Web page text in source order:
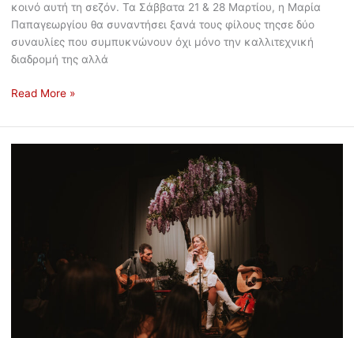
κοινό αυτή τη σεζόν. Τα Σάββατα 21 & 28 Μαρτίου, η Μαρία
Παπαγεωργίου θα συναντήσει ξανά τους φίλους τηςσε δύο
συναυλίες που συμπυκνώνουν όχι μόνο την καλλιτεχνική
διαδρομή της αλλά
Read More »